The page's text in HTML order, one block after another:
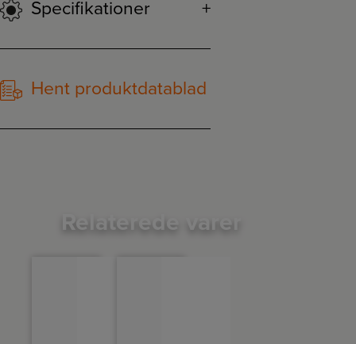
Specifikationer
Hent produktdatablad
Relaterede varer